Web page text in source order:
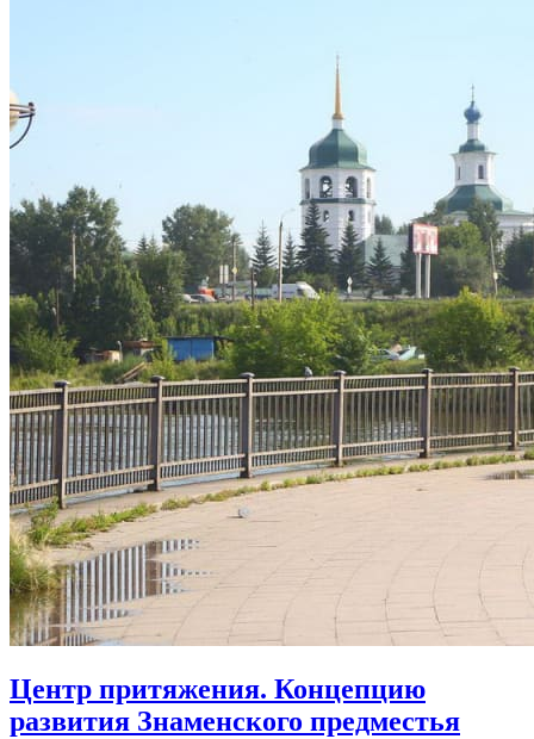
Центр притяжения. Концепцию
развития Знаменского предместья